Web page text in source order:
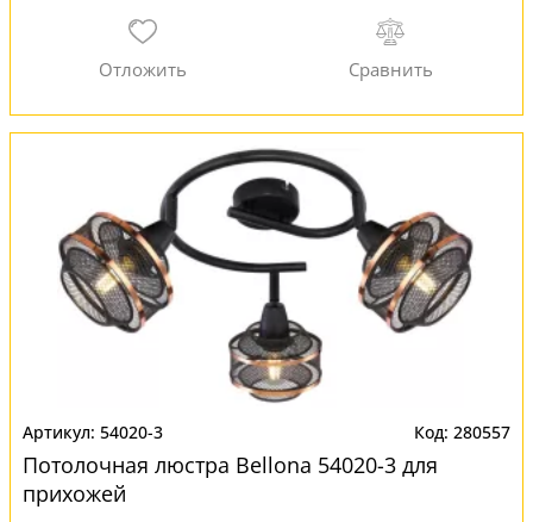
54020-3 280557
Потолочная люстра Bellona 54020-3 для
прихожей